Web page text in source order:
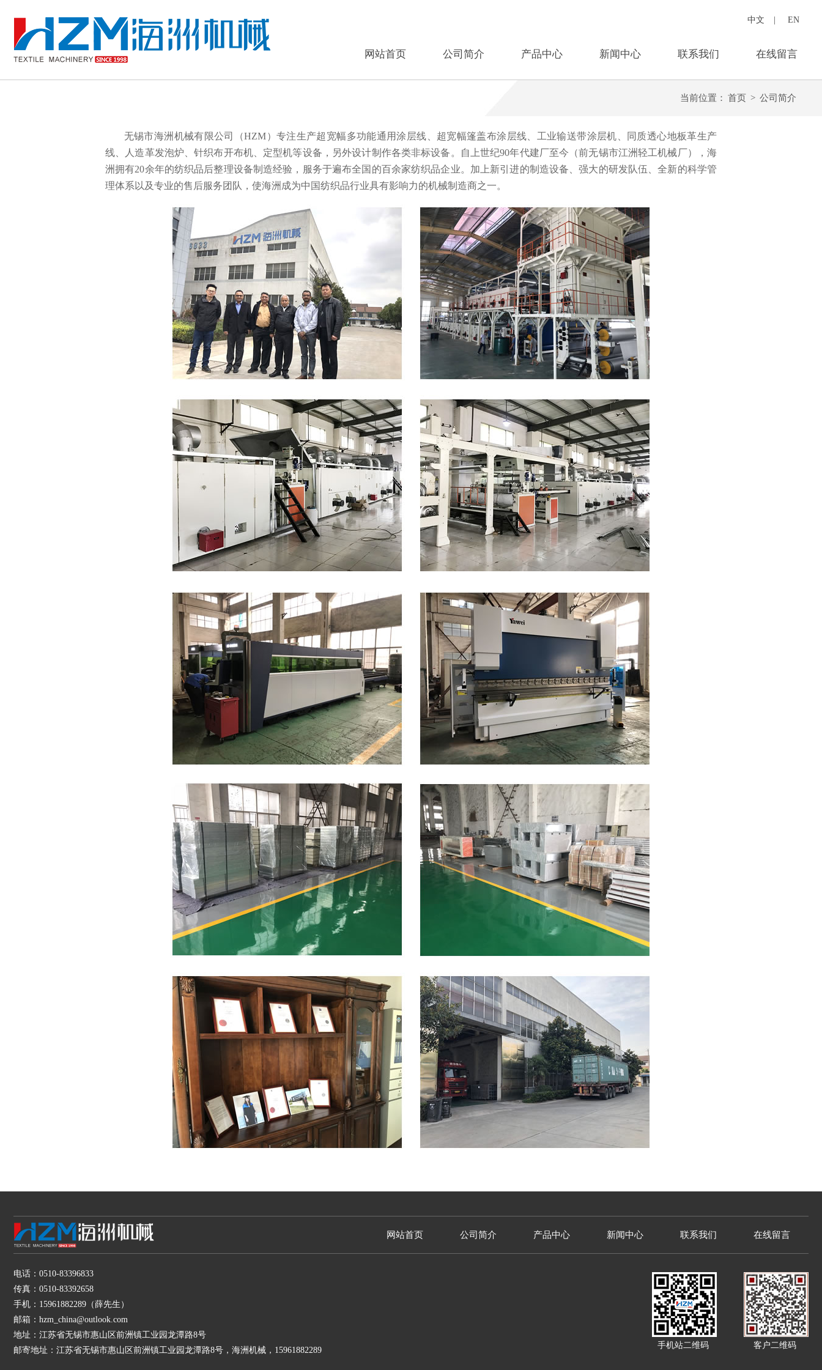
中文 EN
网站首页 公司简介 产品中心 新闻中心 联系我们 在线留言
当前位置： 首页 > 公司简介
无锡市海洲机械有限公司（HZM）专注生产超宽幅多功能通用涂层线、超宽幅篷盖布涂层线、工业输送带涂层机、同质透心地板革生产
线、人造革发泡炉、针织布开布机、定型机等设备，另外设计制作各类非标设备。自上世纪90年代建厂至今（前无锡市江洲轻工机械厂），海
洲拥有20余年的纺织品后整理设备制造经验，服务于遍布全国的百余家纺织品企业。加上新引进的制造设备、强大的研发队伍、全新的科学管
理体系以及专业的售后服务团队，使海洲成为中国纺织品行业具有影响力的机械制造商之一。
网站首页 公司简介 产品中心 新闻中心 联系我们 在线留言
电话：0510-83396833
传真：0510-83392658
手机：15961882289（薛先生）
邮箱：hzm_china@outlook.com
地址：江苏省无锡市惠山区前洲镇工业园龙潭路8号
邮寄地址：江苏省无锡市惠山区前洲镇工业园龙潭路8号，海洲机械，15961882289
手机站二维码 客户二维码